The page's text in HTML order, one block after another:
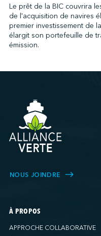
Le prêt de la BIC couvrira
de l'acquisition de navires
premier investissement de
élargit son portefeuille de
émission.
NOUS JOINDRE
À PROPOS
APPROCHE COLLABORATIVE